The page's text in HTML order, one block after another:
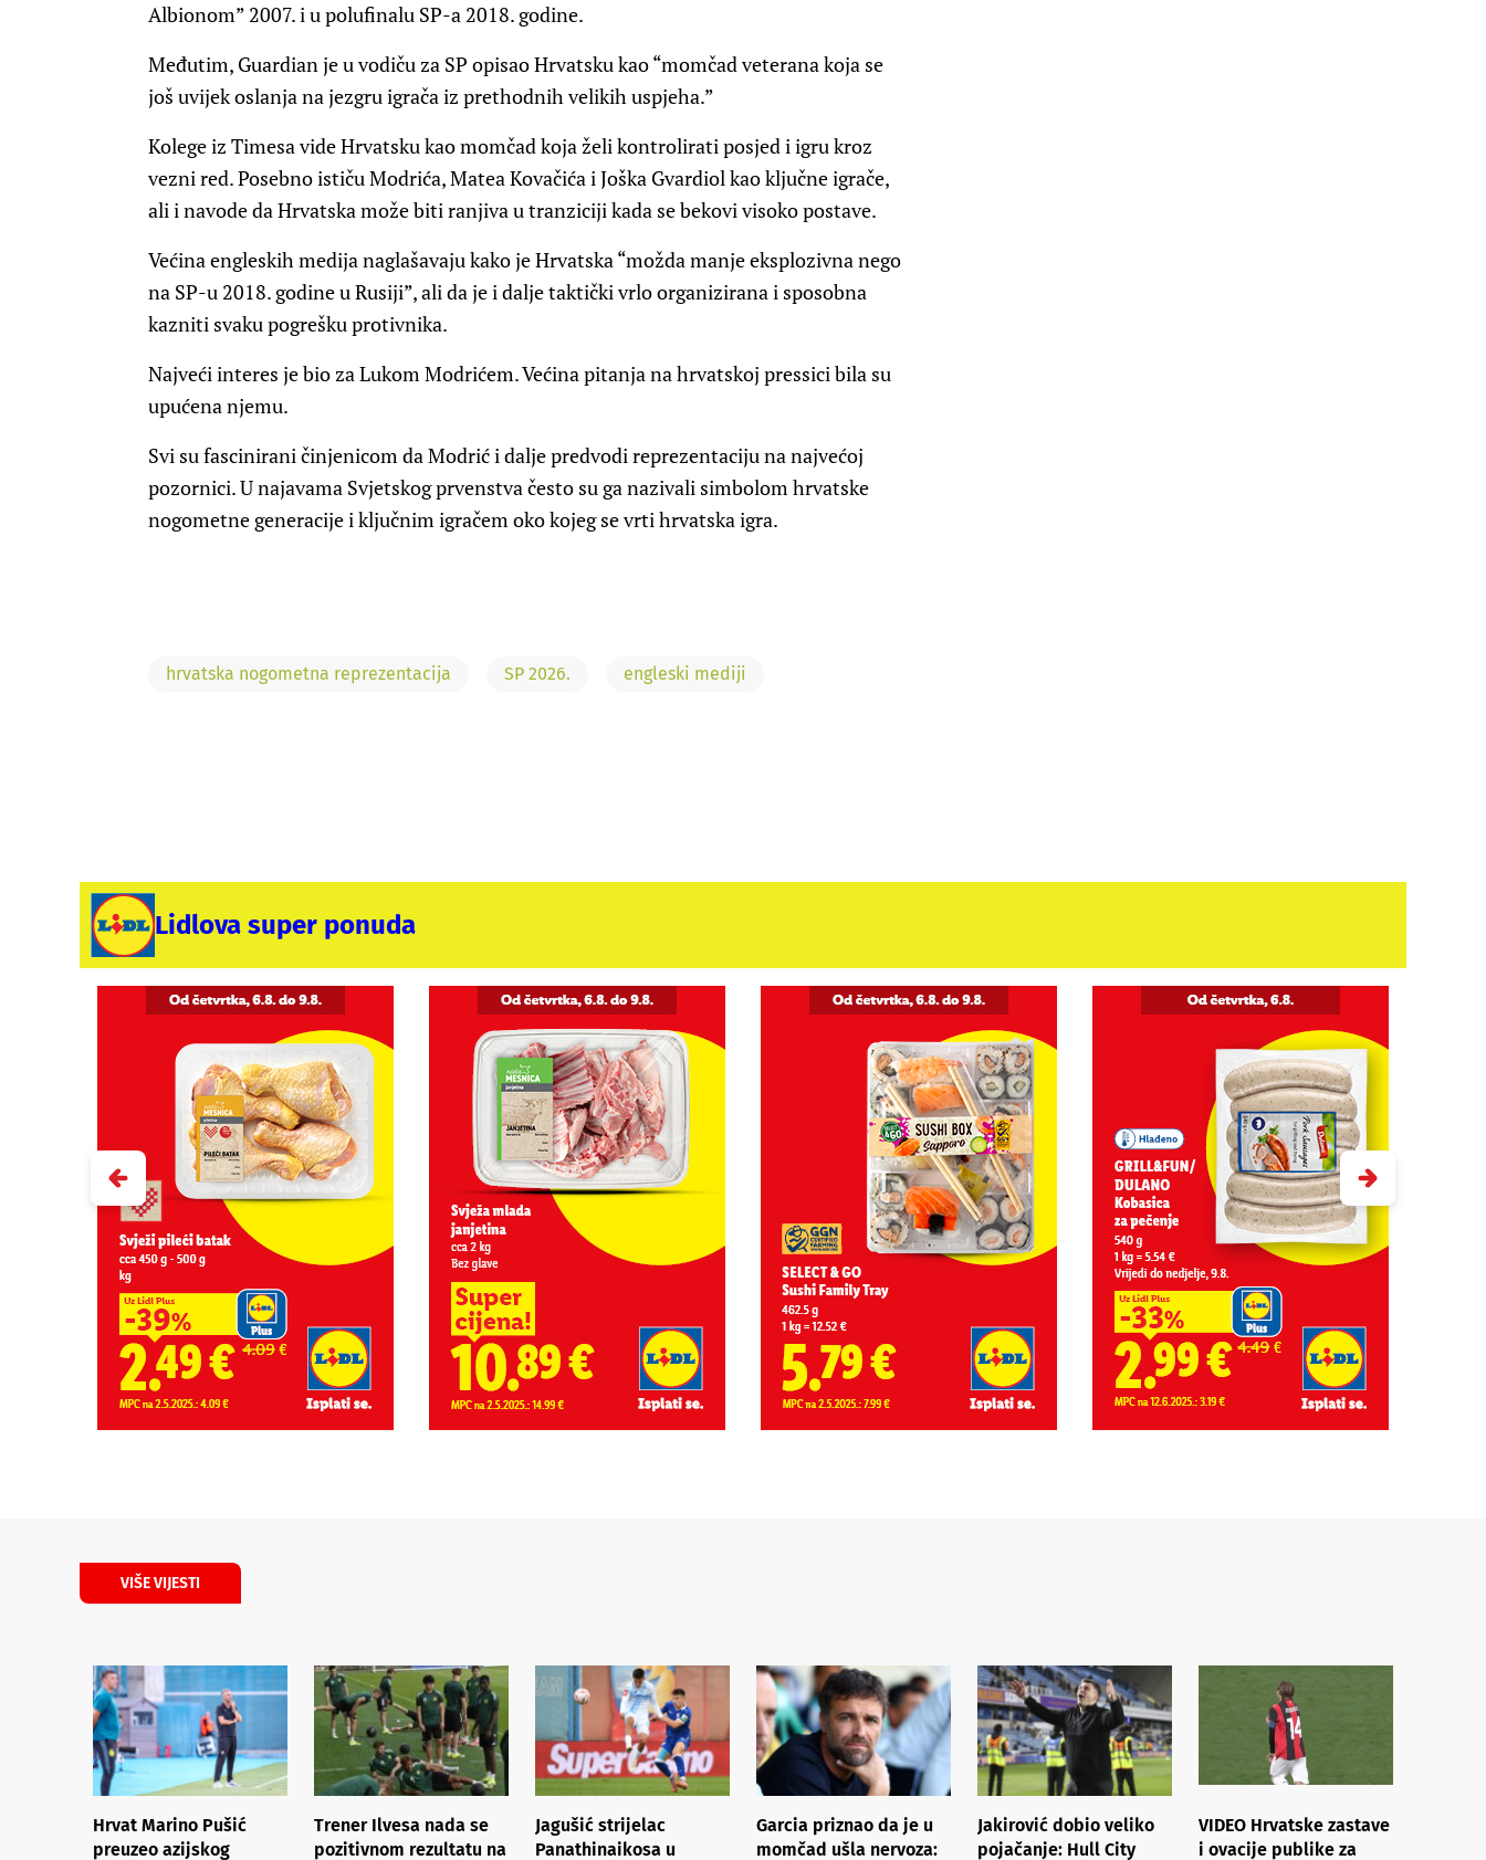
Albionom” 2007. i u polufinalu SP-a 2018. godine.
Međutim, Guardian je u vodiču za SP opisao Hrvatsku kao “momčad veterana koja se
još uvijek oslanja na jezgru igrača iz prethodnih velikih uspjeha.”
Kolege iz Timesa vide Hrvatsku kao momčad koja želi kontrolirati posjed i igru kroz
vezni red. Posebno ističu Modrića, Matea Kovačića i Joška Gvardiol kao ključne igrače,
ali i navode da Hrvatska može biti ranjiva u tranziciji kada se bekovi visoko postave.
Većina engleskih medija naglašavaju kako je Hrvatska “možda manje eksplozivna nego
na SP-u 2018. godine u Rusiji”, ali da je i dalje taktički vrlo organizirana i sposobna
kazniti svaku pogrešku protivnika.
Najveći interes je bio za Lukom Modrićem. Većina pitanja na hrvatskoj pressici bila su
upućena njemu.
Svi su fascinirani činjenicom da Modrić i dalje predvodi reprezentaciju na najvećoj
pozornici. U najavama Svjetskog prvenstva često su ga nazivali simbolom hrvatske
nogometne generacije i ključnim igračem oko kojeg se vrti hrvatska igra.
hrvatska nogometna reprezentacija SP 2026. engleski mediji
Lidlova super ponuda
VIŠE VIJESTI
Hrvat Marino Pušić
preuzeo azijskog
Trener Ilvesa nada se
pozitivnom rezultatu na
Jagušić strijelac
Panathinaikosa u
Garcia priznao da je u
momčad ušla nervoza:
Jakirović dobio veliko
pojačanje: Hull City
VIDEO Hrvatske zastave
i ovacije publike za